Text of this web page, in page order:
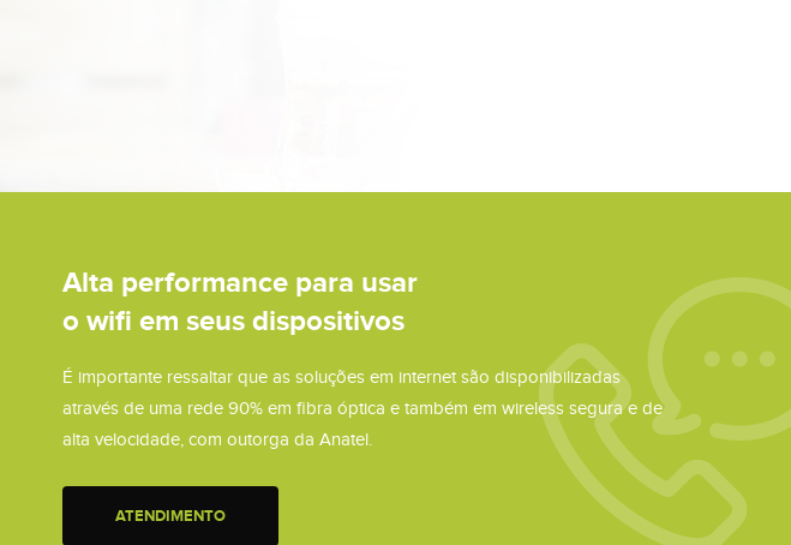
Alta performance para usar
o wifi em seus dispositivos
É importante ressaltar que as soluções em internet são disponibilizadas
através de uma rede 90% em fibra óptica e também em wireless segura e de
alta velocidade, com outorga da Anatel.
ATENDIMENTO